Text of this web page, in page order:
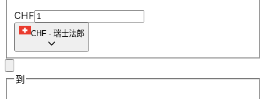
CHF
CHF - 瑞士法郎
到